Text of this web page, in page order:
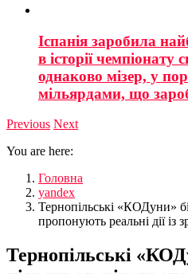
Іспанія заробила
в історії чемпіонату
однаково мізер, у
мільярдами, що
Previous Next
You are here:
Головна
yandex
Тернопільські «КОДуни»
пропонують реальні дії із
Тернопільські